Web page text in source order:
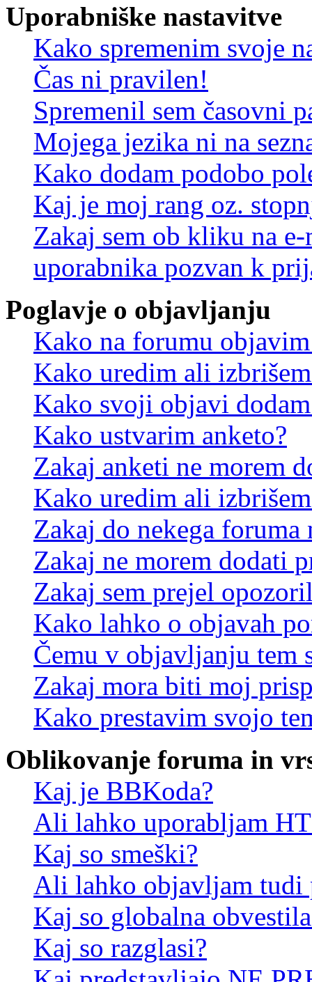
Uporabniške nastavitve
Kako spremenim svoje
Čas ni pravilen!
Spremenil sem časovni
Mojega jezika ni na
Kako dodam podobo
Kaj je moj rang oz.
Zakaj sem ob kliku na
uporabnika pozvan k
Poglavje o objavljanju
Kako na forumu
Kako uredim ali
Kako svoji objavi
Kako ustvarim anketo?
Zakaj anketi ne morem
Kako uredim ali
Zakaj do nekega foruma
Zakaj ne morem dodati
Zakaj sem prejel
Kako lahko o objavah
Čemu v objavljanju tem
Zakaj mora biti moj
Kako prestavim svojo
Oblikovanje foruma in
Kaj je BBKoda?
Ali lahko uporabljam
Kaj so smeški?
Ali lahko objavljam tudi
Kaj so globalna
Kaj so razglasi?